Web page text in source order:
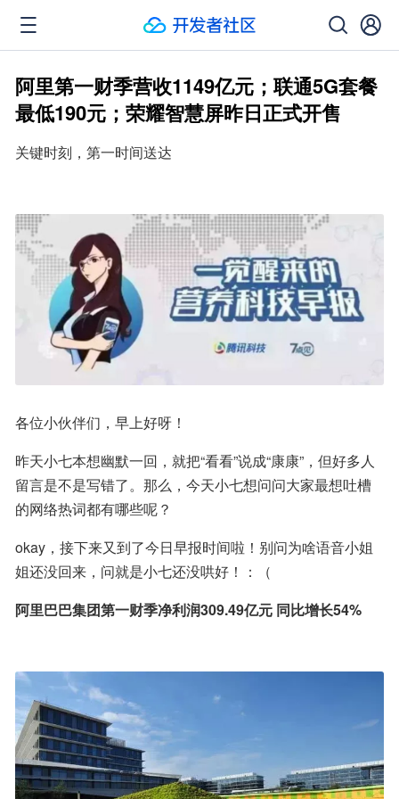
阿里第一财季营收1149亿元；联通5G套餐
最低190元；荣耀智慧屏昨日正式开售
关键时刻，第一时间送达
各位小伙伴们，早上好呀！
昨天小七本想幽默一回，就把“看看”说成“康康”，但好多人
留言是不是写错了。那么，今天小七想问问大家最想吐槽
的网络热词都有哪些呢？
okay，接下来又到了今日早报时间啦！别问为啥语音小姐
姐还没回来，问就是小七还没哄好！：（
阿里巴巴集团第一财季净利润309.49亿元 同比增长54%